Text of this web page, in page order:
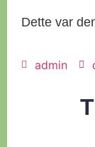
Dette var
admin